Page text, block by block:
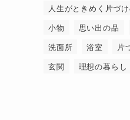
人生がときめく片づ
小物
思い出の品
洗面所
浴室 片
玄関
理想の暮らし